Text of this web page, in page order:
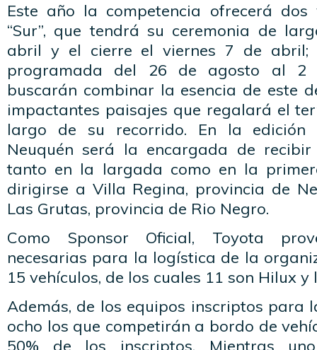
Este año la competencia ofrecerá dos
“Sur”, que tendrá su ceremonia de
abril y el cierre el viernes 7 de abril;
programada del 26 de agosto al 2
buscarán combinar la esencia de este
impactantes paisajes que regalará el
largo de su recorrido. En la edición
Neuquén será la encargada de
tanto en la largada como en la
dirigirse a Villa Regina, provincia de
Las Grutas, provincia de Rio Negro.
Como Sponsor Oficial, Toyota
necesarias para la logística de la
15 vehículos, de los cuales 11 son Hilux
Además, de los equipos inscriptos para
ocho los que competirán a bordo de
50% de los inscriptos. Mientras